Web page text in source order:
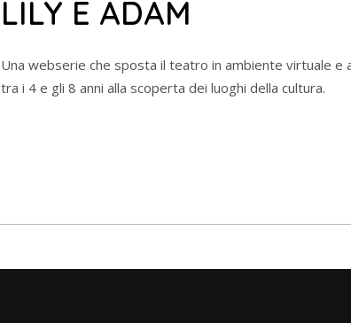
LILY E ADAM
Una webserie che sposta il teatro in ambiente virtuale e
tra i 4 e gli 8 anni alla scoperta dei luoghi della cultura.